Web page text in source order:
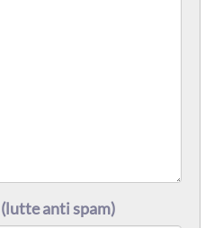
(lutte anti spam)